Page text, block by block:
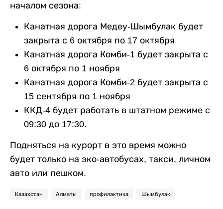
началом сезона:
Канатная дорога Медеу-Шымбулак будет
закрыта с 6 октября по 17 октября
Канатная дорога Комби-1 будет закрыта с
6 октября по 1 ноября
Канатная дорога Комби-2 будет закрыта с
15 сентября по 1 ноября
ККД-4 будет работать в штатном режиме с
09:30 до 17:30.
Подняться на курорт в это время можно
будет только на эко-автобусах, такси, личном
авто или пешком.
Казахстан Алматы профилактика Шымбулак